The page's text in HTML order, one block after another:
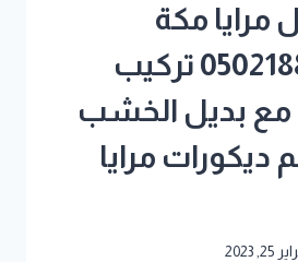
مكة
جوال:0502188034 تركيب
مع بديل الخشب
ديكورات مرايا
25, 2023